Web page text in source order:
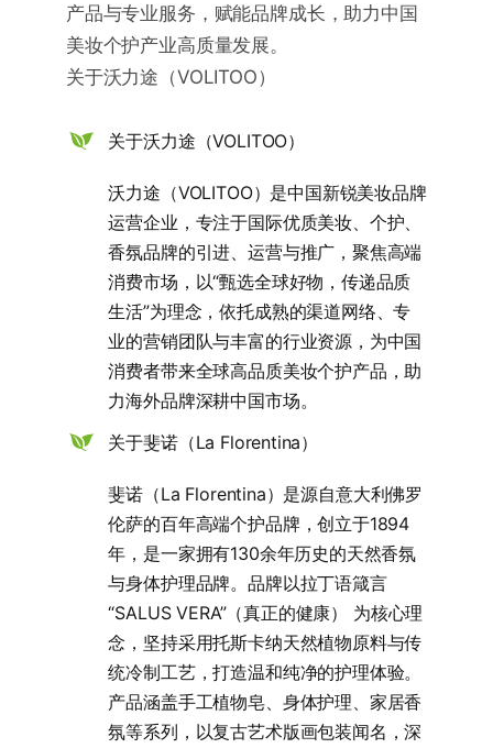
产品与专业服务，赋能品牌成长，助力中国
美妆个护产业高质量发展。
关于沃力途（VOLITOO）
关于沃力途（VOLITOO）
沃力途（VOLITOO）是中国新锐美妆品牌
运营企业，专注于国际优质美妆、个护、
香氛品牌的引进、运营与推广，聚焦高端
消费市场，以“甄选全球好物，传递品质
生活”为理念，依托成熟的渠道网络、专
业的营销团队与丰富的行业资源，为中国
消费者带来全球高品质美妆个护产品，助
力海外品牌深耕中国市场。
关于斐诺（La Florentina）
斐诺（La Florentina）是源自意大利佛罗
伦萨的百年高端个护品牌，创立于1894
年，是一家拥有130余年历史的天然香氛
与身体护理品牌。品牌以拉丁语箴言
“SALUS VERA”（真正的健康） 为核心理
念，坚持采用托斯卡纳天然植物原料与传
统冷制工艺，打造温和纯净的护理体验。
产品涵盖手工植物皂、身体护理、家居香
氛等系列，以复古艺术版画包装闻名，深